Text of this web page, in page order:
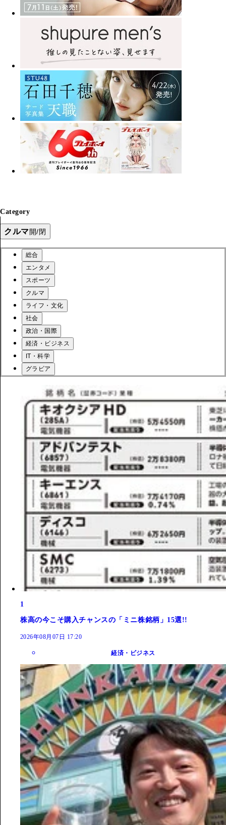
Category
クルマ開/閉
総合
エンタメ
スポーツ
クルマ
ライフ・文化
社会
政治・国際
経済・ビジネス
IT・科学
グラビア
1
株高の今こそ購入チャンスの「ミニ株銘柄」15選!!
2026年08月07日 17:20
経済・ビジネス